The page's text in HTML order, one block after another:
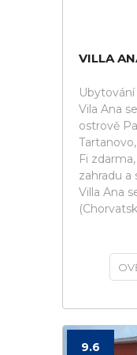
VILLA
Ubytování
Vila Ana
ostrově
Fi
zahradu a
Villa Ana
9.6